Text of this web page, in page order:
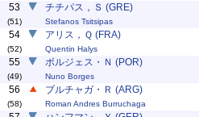
53
(51)
チチパス，Ｓ (GRE)
Stefanos Tsitsipas
54
(52)
アリス，Ｑ (FRA)
Quentin Halys
55
(49)
ボルジェス・Ｎ (POR)
Nuno Borges
56
(58)
ブルチャガ・Ｒ (ARG)
Roman Andres Burruchaga